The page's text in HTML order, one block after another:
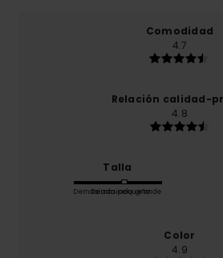
Comodidad
4.7
Relación calidad-
4.8
Talla
Demasiado pequeño
Demasiado grande
Color
4.9